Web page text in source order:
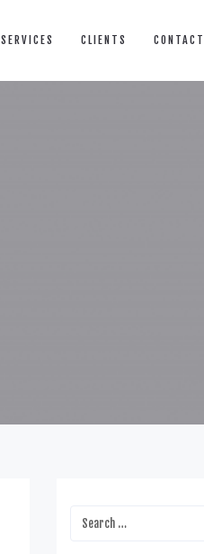
SERVICES CLIENTS CONTACT